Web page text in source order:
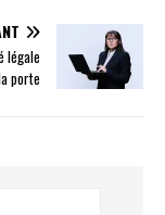
légale
porte